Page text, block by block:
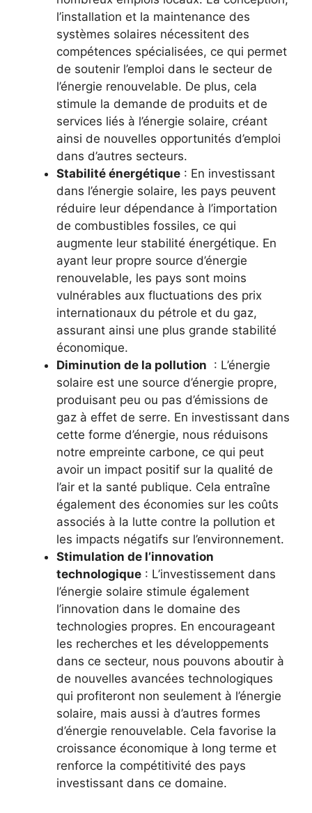
l’installation et la maintenance des
systèmes⁤ solaires nécessitent des
compétences spécialisées, ce qui permet
de ⁤soutenir l’emploi dans le secteur de
l’énergie renouvelable. De plus,‌ cela
stimule la demande de⁤ produits ⁢et de
services liés à ⁣l’énergie⁣ solaire, créant
‍ainsi de nouvelles opportunités ⁤d’emploi
dans d’autres secteurs.
Stabilité énergétique : En investissant
dans ‌l’énergie solaire, les pays peuvent
réduire​ leur⁢ dépendance à l’importation
de combustibles fossiles, ce qui
‍augmente leur​ stabilité ‍énergétique. En
ayant leur propre source d’énergie
renouvelable, ‍les pays sont moins
vulnérables aux fluctuations des prix
internationaux du pétrole et du gaz,
assurant ainsi une plus grande stabilité
économique.
Diminution⁢ de ⁤la pollution ⁤ : L’énergie
solaire ‍est ⁢une source d’énergie ⁢propre,
produisant‌ peu ou​ pas d’émissions de
gaz à effet de serre. En investissant dans
cette forme d’énergie, nous réduisons
notre empreinte carbone, ce qui ​peut
avoir un‌ impact positif sur ​la qualité de
l’air et la santé publique. Cela⁤ entraîne
également des économies sur les coûts
associés à la lutte contre la pollution et
les impacts négatifs sur l’environnement.
Stimulation⁤ de ⁤l’innovation
technologique : L’investissement dans
l’énergie⁢ solaire stimule‍ également
l’innovation dans le domaine des
technologies⁤ propres. En⁣ encourageant
les recherches et les développements⁢
dans ce secteur, nous pouvons aboutir à
de⁤ nouvelles avancées technologiques
qui⁤ profiteront​ non seulement⁤ à l’énergie
solaire, mais aussi à d’autres formes
d’énergie renouvelable.⁢ Cela favorise la⁣
croissance économique ⁤à ‍long terme et
renforce la compétitivité ⁢des pays
investissant dans ce ‍domaine.